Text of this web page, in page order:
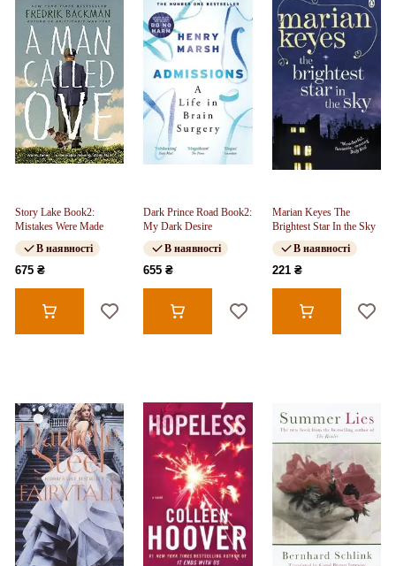
Story Lake Book2:
Mistakes Were Made
В наявності
675 ₴
Dark Prince Road Book2:
My Dark Desire
В наявності
655 ₴
Marian Keyes The
Brightest Star In the Sky
В наявності
221 ₴